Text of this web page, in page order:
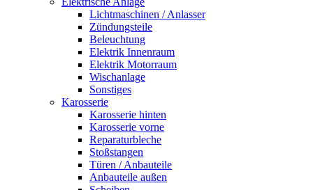
Lichtmaschinen / Anlasser
Zündungsteile
Beleuchtung
Elektrik Innenraum
Elektrik Motorraum
Wischanlage
Sonstiges
Karosserie
Karosserie hinten
Karosserie vorne
Reparaturbleche
Stoßstangen
Türen / Anbauteile
Anbauteile außen